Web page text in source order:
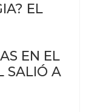
EL
EN EL
SALIÓ A